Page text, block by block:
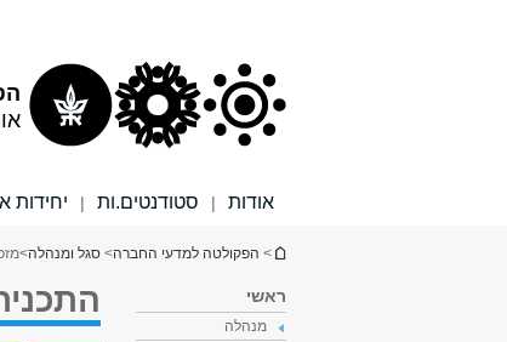
אודות | סטודנטים.ות | יחידות
הינך נמצא כאן
> הפקולטה למדעי החברה> סגל ומנהלה>
ראשי
מנהלה